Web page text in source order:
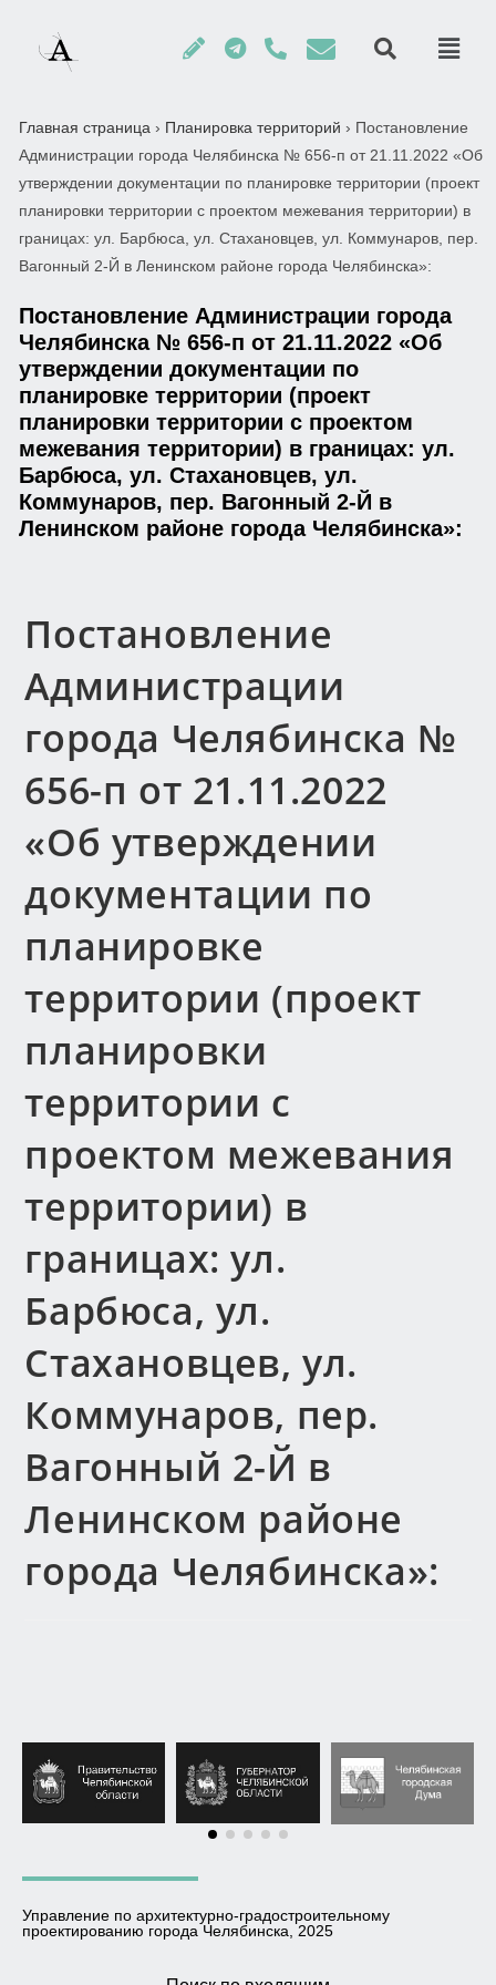
Главная страница › Планировка территорий › Постановление
Администрации города Челябинска № 656-п от 21.11.2022 «Об
утверждении документации по планировке территории (проект
планировки территории с проектом межевания территории) в
границах: ул. Барбюса, ул. Стахановцев, ул. Коммунаров, пер.
Вагонный 2-Й в Ленинском районе города Челябинска»:
Постановление Администрации города
Челябинска № 656-п от 21.11.2022 «Об
утверждении документации по
планировке территории (проект
планировки территории с проектом
межевания территории) в границах: ул.
Барбюса, ул. Стахановцев, ул.
Коммунаров, пер. Вагонный 2-Й в
Ленинском районе города Челябинска»:
Постановление
Администрации
города Челябинска №
656-п от 21.11.2022
«Об утверждении
документации по
планировке
территории (проект
планировки
территории с
проектом межевания
территории) в
границах: ул.
Барбюса, ул.
Стахановцев, ул.
Коммунаров, пер.
Вагонный 2-Й в
Ленинском районе
города Челябинска»:
Управление по архитектурно-градостроительному
проектированию города Челябинска, 2025